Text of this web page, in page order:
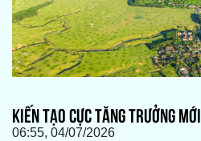
KIẾN TẠO CỰC TĂNG TRƯỞNG MỚI
06:55, 04/07/2026